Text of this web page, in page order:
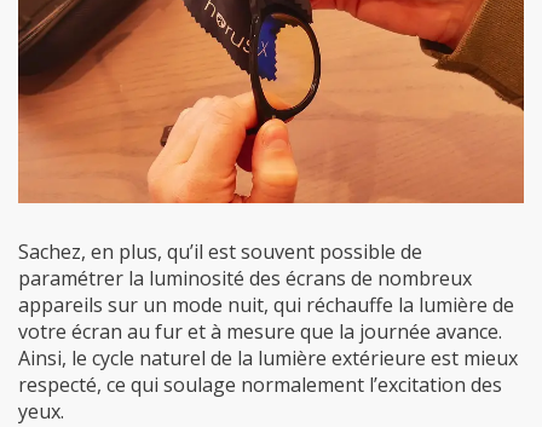
Sachez, en plus, qu’il est souvent possible de
paramétrer la luminosité des écrans de nombreux
appareils sur un mode nuit, qui réchauffe la lumière de
votre écran au fur et à mesure que la journée avance.
Ainsi, le cycle naturel de la lumière extérieure est mieux
respecté, ce qui soulage normalement l’excitation des
yeux.